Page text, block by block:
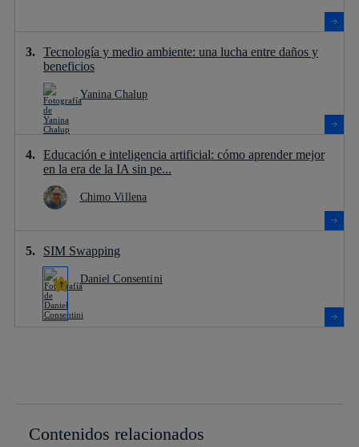
Tecnología y medio ambiente: una lucha entre daños y
beneficios
Yanina Chalup
Educación e inteligencia artificial: cómo aprender mejor
en la era de la IA sin pe...
Chimo Villena
SIM Swapping
Daniel Consentini
Contenidos relacionados